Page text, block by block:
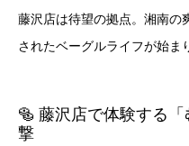
藤沢店は待望の拠点。湘南の
されたベーグルライフが始ま
🥯 藤沢店で体験する
撃